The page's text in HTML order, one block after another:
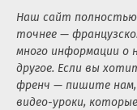
Наш сайт
точнее —
много информации о
другое. Если вы
френч — пишите нам,
видео-уроки,